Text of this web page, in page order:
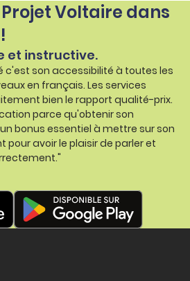
Voltaire dans
et instructive.
c'est son accessibilité à toutes les
en français. Les services
bien le rapport qualité-prix.
parce qu'obtenir son
bonus essentiel à mettre sur son
pour avoir le plaisir de parler et